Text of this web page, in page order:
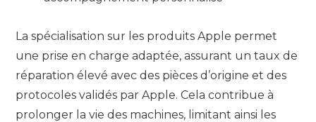
La spécialisation sur les produits Apple permet
une prise en charge adaptée, assurant un taux de
réparation élevé avec des pièces d’origine et des
protocoles validés par Apple. Cela contribue à
prolonger la vie des machines, limitant ainsi les